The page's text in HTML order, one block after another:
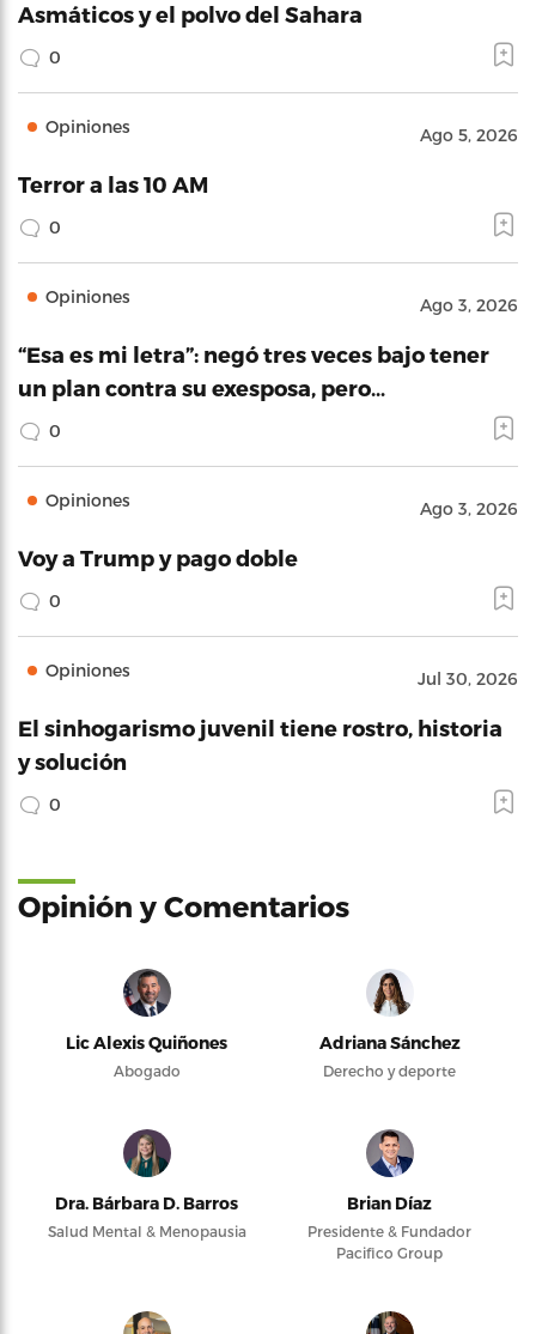
Asmáticos y el polvo del Sahara
0
Opiniones Ago 5, 2026
Terror a las 10 AM
0
Opiniones Ago 3, 2026
“Esa es mi letra”: negó tres veces bajo tener
un plan contra su exesposa, pero…
0
Opiniones Ago 3, 2026
Voy a Trump y pago doble
0
Opiniones Jul 30, 2026
El sinhogarismo juvenil tiene rostro, historia
y solución
0
Opinión y Comentarios
Lic Alexis Quiñones
Abogado
Adriana Sánchez
Derecho y deporte
Dra. Bárbara D. Barros
Salud Mental & Menopausia
Brian Díaz
Presidente & Fundador
Pacifico Group